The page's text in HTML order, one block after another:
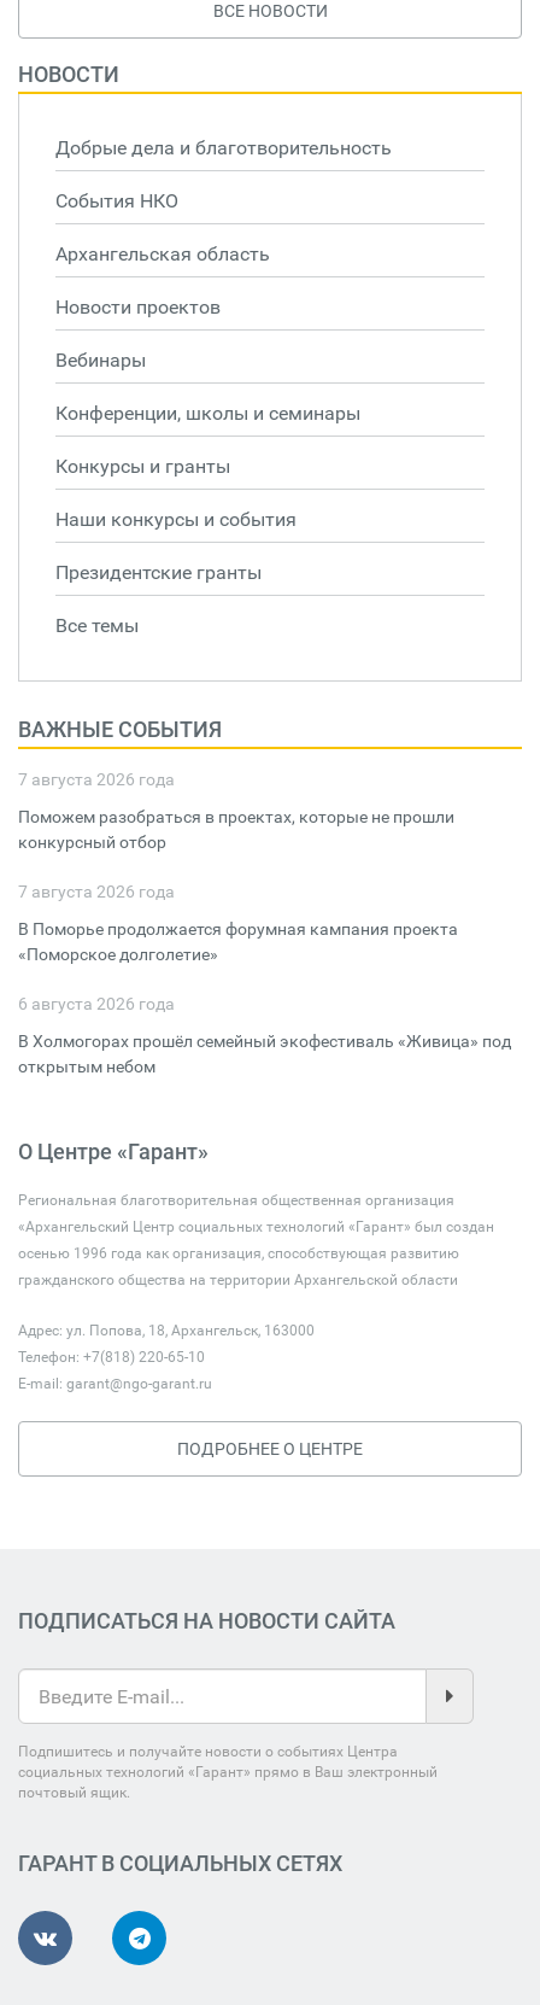
ВСЕ НОВОСТИ
НОВОСТИ
Добрые дела и благотворительность
События НКО
Архангельская область
Новости проектов
Вебинары
Конференции, школы и семинары
Конкурсы и гранты
Наши конкурсы и события
Президентские гранты
Все темы
ВАЖНЫЕ СОБЫТИЯ
7 августа 2026 года
Поможем разобраться в проектах, которые не прошли
конкурсный отбор
7 августа 2026 года
В Поморье продолжается форумная кампания проекта
«Поморское долголетие»
6 августа 2026 года
В Холмогорах прошёл семейный экофестиваль «Живица» под
открытым небом
О Центре «Гарант»
Региональная благотворительная общественная организация
«Архангельский Центр социальных технологий «Гарант» был создан
осенью 1996 года как организация, способствующая развитию
гражданского общества на территории Архангельской области
Адрес: ул. Попова, 18, Архангельск, 163000
Телефон: +7(818) 220-65-10
E-mail: garant@ngo-garant.ru
ПОДРОБНЕЕ О ЦЕНТРЕ
ПОДПИСАТЬСЯ НА НОВОСТИ САЙТА
Подпишитесь и получайте новости о событиях Центра
социальных технологий «Гарант» прямо в Ваш электронный
почтовый ящик.
ГАРАНТ В СОЦИАЛЬНЫХ СЕТЯХ